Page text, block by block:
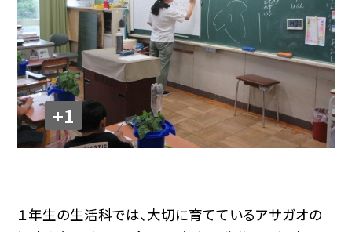
+1
１年生の生活科では、大切に育てているアサガオの